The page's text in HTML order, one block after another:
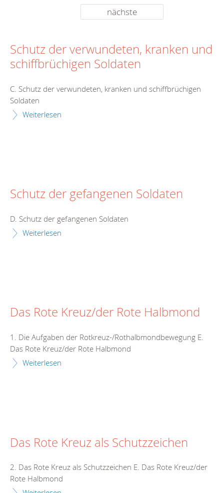
nächste
Schutz der verwundeten, kranken und
schiffbrüchigen Soldaten
C. Schutz der verwundeten, kranken und schiffbrüchigen
Soldaten
Weiterlesen
Schutz der gefangenen Soldaten
D. Schutz der gefangenen Soldaten
Weiterlesen
Das Rote Kreuz/der Rote Halbmond
1. Die Aufgaben der Rotkreuz-/Rothalbmondbewegung E.
Das Rote Kreuz/der Rote Halbmond
Weiterlesen
Das Rote Kreuz als Schutzzeichen
2. Das Rote Kreuz als Schutzzeichen E. Das Rote Kreuz/der
Rote Halbmond